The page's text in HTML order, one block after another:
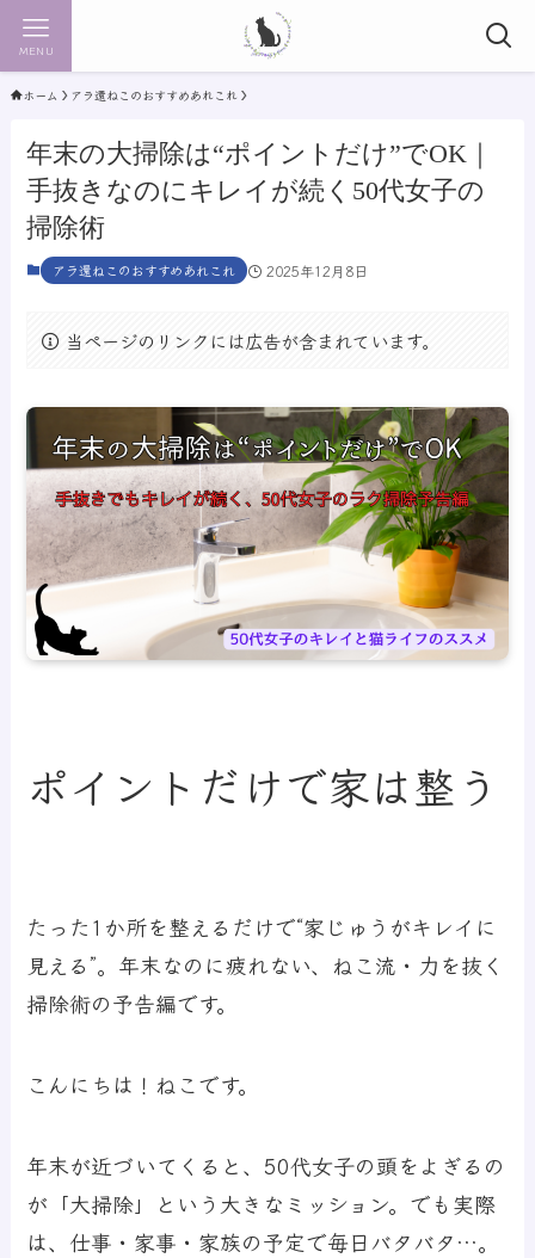
MENU
ホーム アラ還ねこのおすすめあれこれ
年末の大掃除は“ポイントだけ”でOK｜
手抜きなのにキレイが続く50代女子の
掃除術
アラ還ねこのおすすめあれこれ 2025年12月8日
当ページのリンクには広告が含まれています。
ポイントだけで家は整う
たった1か所を整えるだけで“家じゅうがキレイに
見える”。年末なのに疲れない、ねこ流・力を抜く
掃除術の予告編です。
こんにちは！ねこです。
年末が近づいてくると、50代女子の頭をよぎるの
が「大掃除」という大きなミッション。でも実際
は、仕事・家事・家族の予定で毎日バタバタ…。